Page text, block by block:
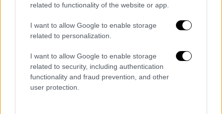
related to functionality of the website or app.
I want to allow Google to enable storage
related to personalization.
I want to allow Google to enable storage
related to security, including authentication
functionality and fraud prevention, and other
user protection.
POPULAR VIDEOS
Μεσημεριανό δελτίο ειδήσεων
08/08/2026